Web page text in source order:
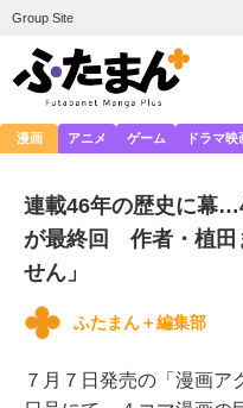
Group Site
漫画 アニメ ゲーム ドラマ映
連載46年の歴史に幕
が最終回 作者・植田
せん」
ふたまん＋編集部
７月７日発売の「漫画ア